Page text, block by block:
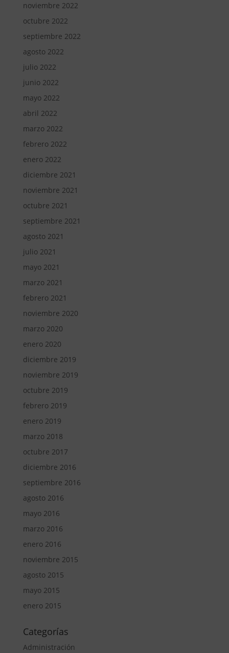
noviembre 2022
octubre 2022
septiembre 2022
agosto 2022
julio 2022
junio 2022
mayo 2022
abril 2022
marzo 2022
febrero 2022
enero 2022
diciembre 2021
noviembre 2021
octubre 2021
septiembre 2021
agosto 2021
julio 2021
mayo 2021
marzo 2021
febrero 2021
noviembre 2020
marzo 2020
enero 2020
diciembre 2019
noviembre 2019
octubre 2019
febrero 2019
enero 2019
marzo 2018
octubre 2017
diciembre 2016
septiembre 2016
agosto 2016
mayo 2016
marzo 2016
enero 2016
noviembre 2015
agosto 2015
mayo 2015
enero 2015
Categorías
Administración